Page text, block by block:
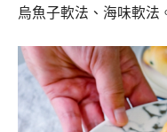
烏魚子軟法、海味軟法